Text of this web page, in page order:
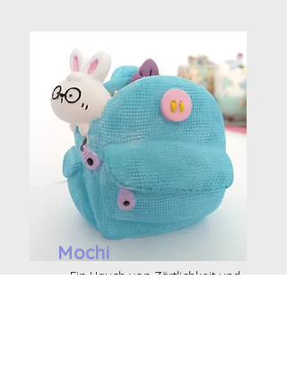
Mochi
Ein Hauch von Zärtlichkeit und